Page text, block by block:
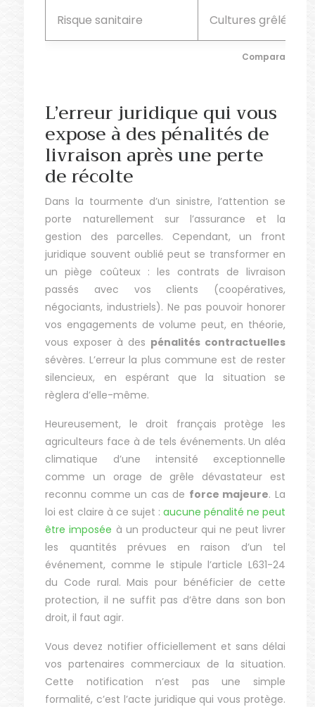
Comparaison
Risque sanitaire Cultures grêlées
L’erreur juridique qui vous
expose à des pénalités de
livraison après une perte
de récolte
Dans la tourmente d’un sinistre, l’attention se
porte naturellement sur l’assurance et la
gestion des parcelles. Cependant, un front
juridique souvent oublié peut se transformer en
un piège coûteux : les contrats de livraison
passés avec vos clients (coopératives,
négociants, industriels). Ne pas pouvoir honorer
vos engagements de volume peut, en théorie,
vous exposer à des pénalités contractuelles
sévères. L’erreur la plus commune est de rester
silencieux, en espérant que la situation se
règlera d’elle-même.
Heureusement, le droit français protège les
agriculteurs face à de tels événements. Un aléa
climatique d’une intensité exceptionnelle
comme un orage de grêle dévastateur est
reconnu comme un cas de force majeure. La
loi est claire à ce sujet : aucune pénalité ne peut
être imposée à un producteur qui ne peut livrer
les quantités prévues en raison d’un tel
événement, comme le stipule l’article L631-24
du Code rural. Mais pour bénéficier de cette
protection, il ne suffit pas d’être dans son bon
droit, il faut agir.
Vous devez notifier officiellement et sans délai
vos partenaires commerciaux de la situation.
Cette notification n’est pas une simple
formalité, c’est l’acte juridique qui vous protège.